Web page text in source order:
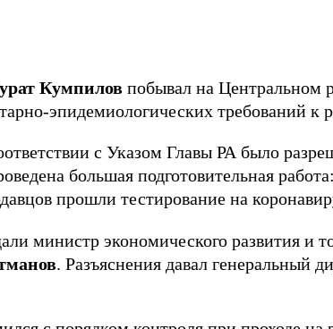
Кумпилов побывал на Центральном
эпидемиологических требований к
с Указом Главы РА было
большая подготовительная
прошли тестирование на
министр экономического развития и
. Разъяснения давал генеральный